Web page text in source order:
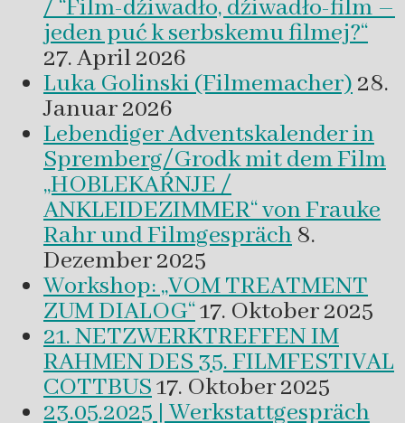
/ “Film-dźiwadło, dźiwadło-film –
jeden puć k serbskemu filmej?“
27. April 2026
Luka Golinski (Filmemacher)28.
Januar 2026
Lebendiger Adventskalender in
Spremberg/Grodk mit dem Film
„HOBLEKAŔNJE /
ANKLEIDEZIMMER“ von Frauke
Rahr und Filmgespräch 8.
Dezember 2025
Workshop: „VOM TREATMENT
ZUM DIALOG“17. Oktober 2025
21. NETZWERKTREFFEN IM
RAHMEN DES 35. FILMFESTIVAL
COTTBUS17. Oktober 2025
23.05.2025 | Werkstattgespräch